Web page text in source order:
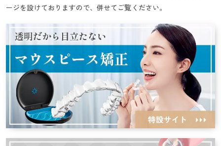
ージを設けておりますので、併せてご覧ください。